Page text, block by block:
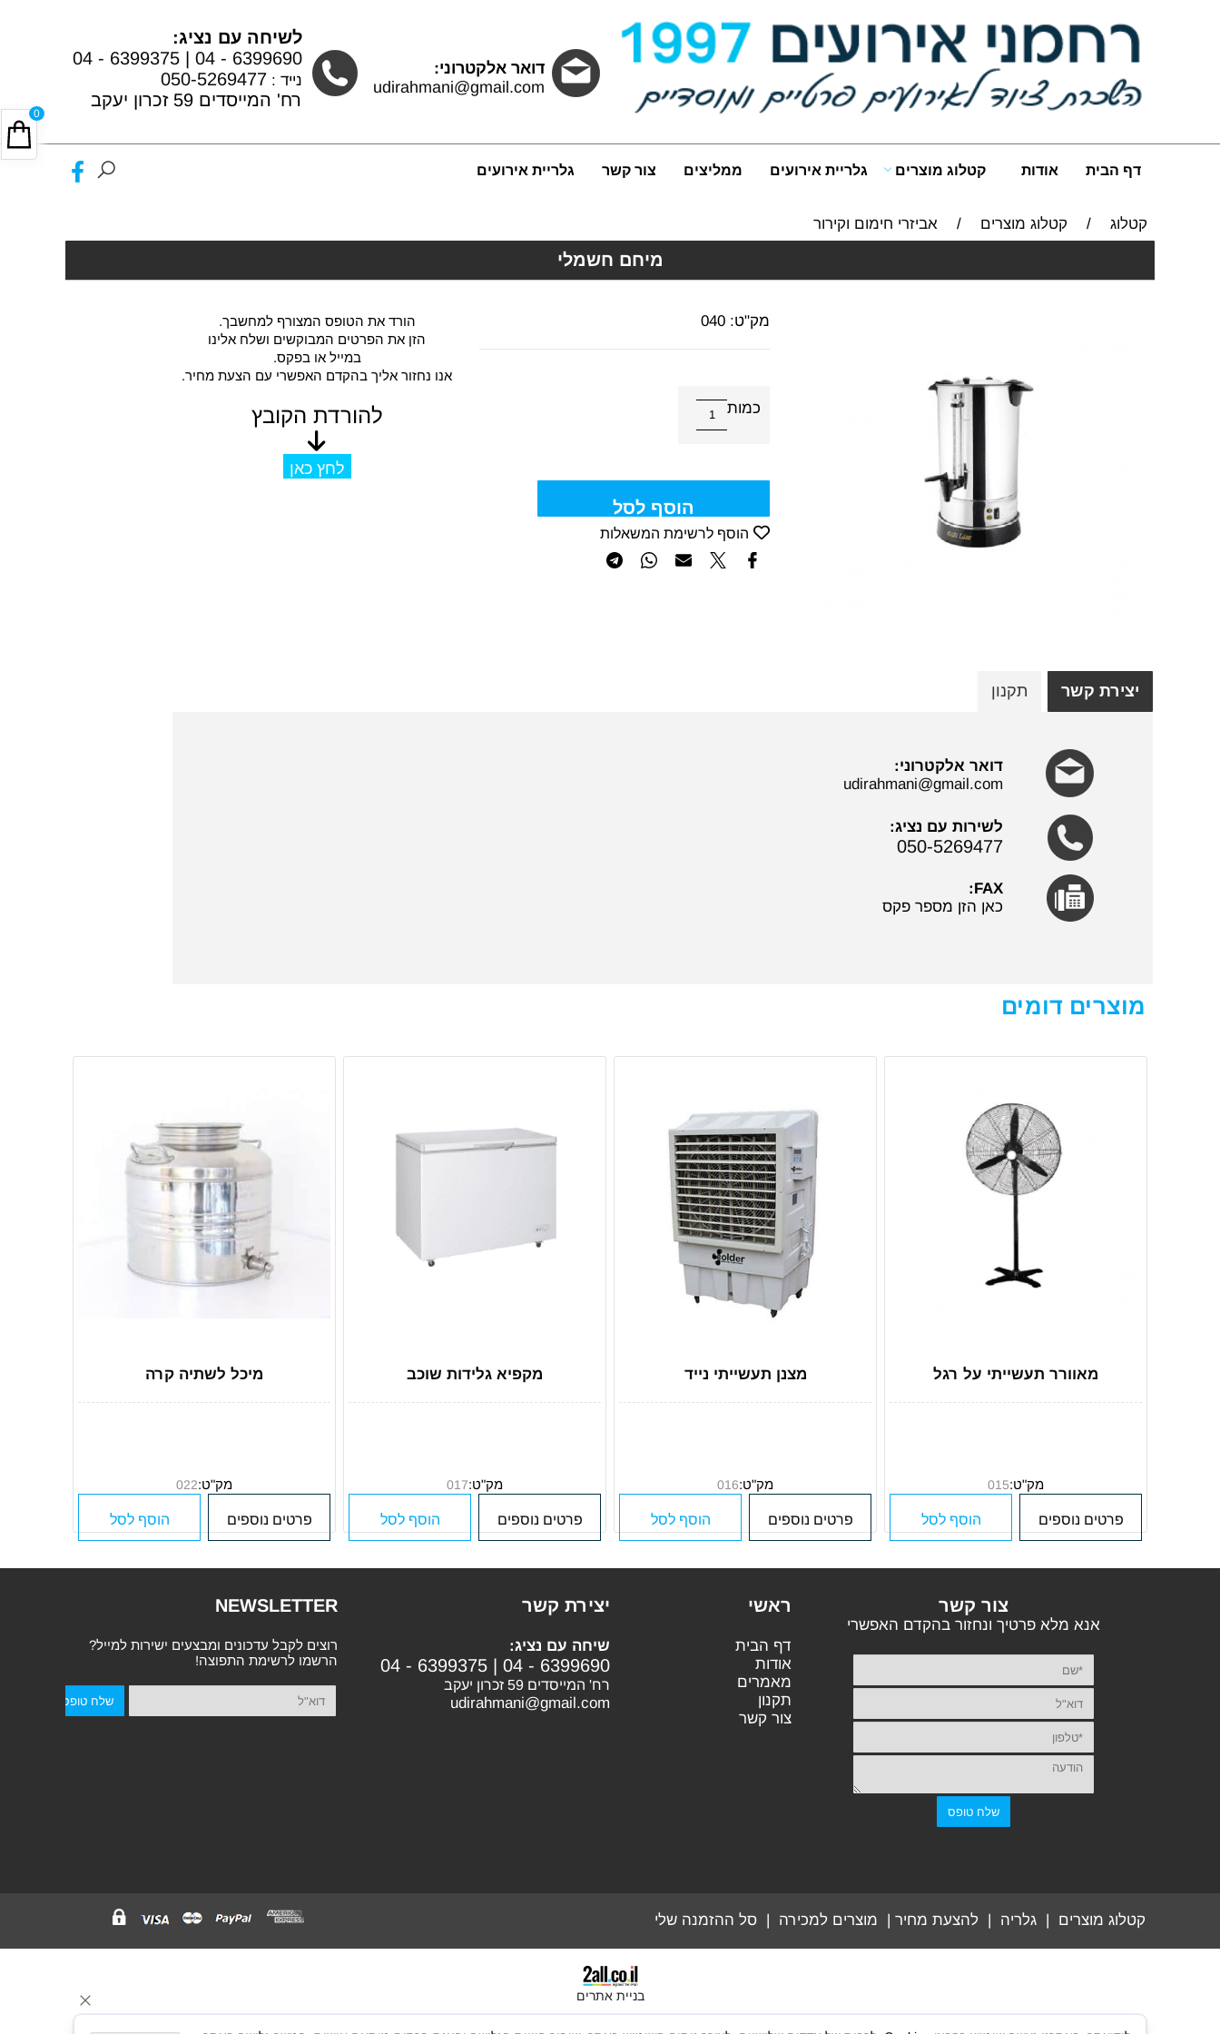
דואר אלקטרוני:
udirahmani@gmail.com
לשיחה עם נציג:
04 - 6399375 | 04 - 6399690
נייד : 050-5269477
רח' המייסדים 59 זכרון יעקב
דף הבית אודות קטלוג מוצרים גלריית אירועים ממליצים צור קשר גלריית אירועים
קטלוג / קטלוג מוצרים / אביזרי חימום וקירור
מיחם חשמלי
מק"ט: 040
כמות
הוסף לסל
הוסף לרשימת המשאלות
הורד את הטופס המצורף למחשבך.
הזן את הפרטים המבוקשים ושלח אלינו
במייל או בפקס.
אנו נחזור אליך בהקדם האפשרי עם הצעת מחיר.
להורדת הקובץ
לחץ כאן
יצירת קשר תקנון
דואר אלקטרוני:
udirahmani@gmail.com
לשירות עם נציג:
050-5269477
FAX:
כאן הזן מספר פקס
0
מוצרים דומים
מאוורר תעשייתי על רגל
מק"ט:015
פרטים נוספים הוסף לסל
מצנן תעשייתי נייד
מק"ט:016
פרטים נוספים הוסף לסל
מקפיא גלידות שוכב
מק"ט:017
פרטים נוספים הוסף לסל
מיכל לשתיה קרה
מק"ט:022
פרטים נוספים הוסף לסל
צור קשר
אנא מלא פרטיך ונחזור בהקדם האפשרי
ראשי
דף הבית
אודות
מאמרים
תקנון
צור קשר
יצירת קשר
שיחה עם נציג:
04 - 6399375 | 04 - 6399690
רח' המייסדים 59 זכרון יעקב
udirahmani@gmail.com
NEWSLETTER
רוצים לקבל עדכונים ומבצעים ישירות למייל?
הרשמו לרשימת התפוצה!
קטלוג מוצרים | גלריה | להצעת מחיר | מוצרים למכירה | סל ההזמנה שלי
בניית אתרים